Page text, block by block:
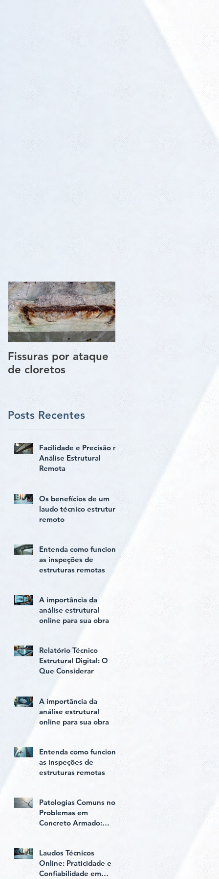
Fissuras por ataque
de cloretos
Posts Recentes
Facilidade e Precisão na
Análise Estrutural
Remota
Os benefícios de um
laudo técnico estrutural
remoto
Entenda como funciona
as inspeções de
estruturas remotas
A importância da
análise estrutural
online para sua obra
Relatório Técnico
Estrutural Digital: O
Que Considerar
A importância da
análise estrutural
online para sua obra
Entenda como funciona
as inspeções de
estruturas remotas
Patologias Comuns nos
Problemas em
Concreto Armado:
Laudos Técnicos
Online: Praticidade e
Confiabilidade em